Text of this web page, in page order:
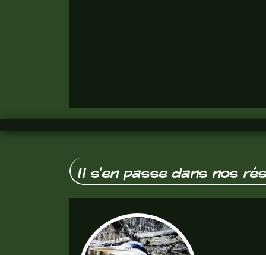
Il s'en passe dans nos